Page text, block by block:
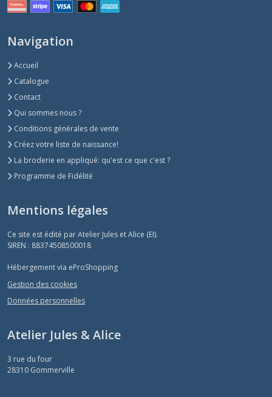
Navigation
Accueil
Catalogue
Contact
Qui sommes nous ?
Conditions générales de vente
Créez votre liste de naissance!
La broderie en appliqué: qu'est ce que c'est ?
Programme de Fidélité
Mentions légales
Ce site est édité par Atelier Jules et Alice (EI).
SIREN : 88374508500018
Hébergement via eProShopping
Gestion des cookies
Données personnelles
Atelier Jules & Alice
3 rue du four
28310 Gommerville